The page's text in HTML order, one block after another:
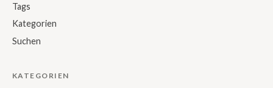
Tags
Kategorien
Suchen
KATEGORIEN